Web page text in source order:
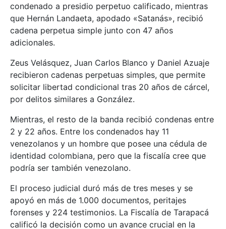
condenado a presidio perpetuo calificado, mientras
que Hernán Landaeta, apodado «Satanás», recibió
cadena perpetua simple junto con 47 años
adicionales.
Zeus Velásquez, Juan Carlos Blanco y Daniel Azuaje
recibieron cadenas perpetuas simples, que permite
solicitar libertad condicional tras 20 años de cárcel,
por delitos similares a González.
Mientras, el resto de la banda recibió condenas entre
2 y 22 años. Entre los condenados hay 11
venezolanos y un hombre que posee una cédula de
identidad colombiana, pero que la fiscalía cree que
podría ser también venezolano.
El proceso judicial duró más de tres meses y se
apoyó en más de 1.000 documentos, peritajes
forenses y 224 testimonios. La Fiscalía de Tarapacá
calificó la decisión como un avance crucial en la